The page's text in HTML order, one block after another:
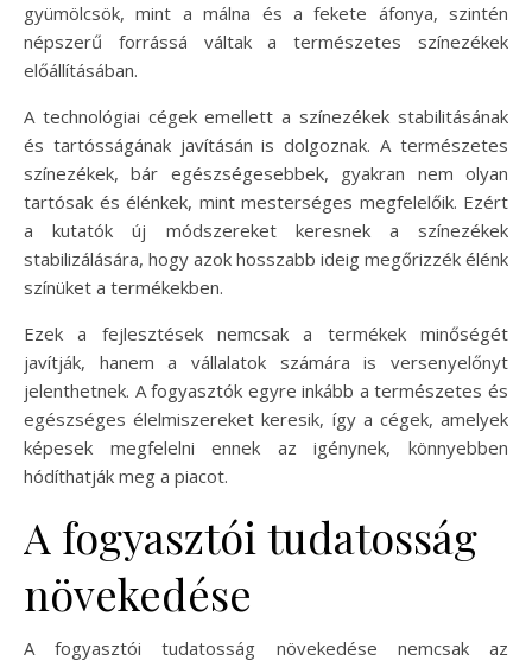
gyümölcsök, mint a málna és a fekete áfonya, szintén
népszerű forrássá váltak a természetes színezékek
előállításában.
A technológiai cégek emellett a színezékek stabilitásának
és tartósságának javításán is dolgoznak. A természetes
színezékek, bár egészségesebbek, gyakran nem olyan
tartósak és élénkek, mint mesterséges megfelelőik. Ezért
a kutatók új módszereket keresnek a színezékek
stabilizálására, hogy azok hosszabb ideig megőrizzék élénk
színüket a termékekben.
Ezek a fejlesztések nemcsak a termékek minőségét
javítják, hanem a vállalatok számára is versenyelőnyt
jelenthetnek. A fogyasztók egyre inkább a természetes és
egészséges élelmiszereket keresik, így a cégek, amelyek
képesek megfelelni ennek az igénynek, könnyebben
hódíthatják meg a piacot.
A fogyasztói tudatosság
növekedése
A fogyasztói tudatosság növekedése nemcsak az